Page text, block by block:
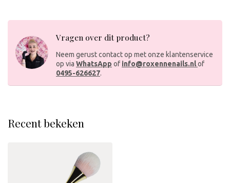
Vragen over dit product?
Neem gerust contact op met onze klantenservice
op via WhatsApp of info@roxennenails.nlof
0495-626627.
Recent bekeken